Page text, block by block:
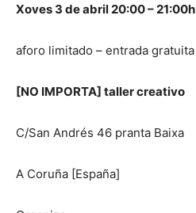
Xoves 3 de abril 20:00 – 21:00h
aforo limitado – entrada gratuita
[NO IMPORTA] taller creativo
C/San Andrés 46 pranta Baixa
A Coruña [España]